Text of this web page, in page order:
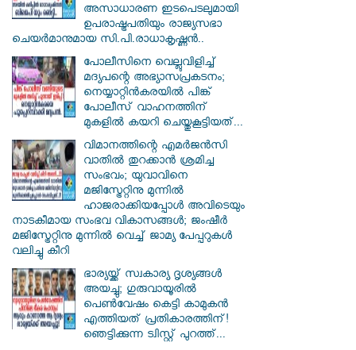
അസാധാരണ ഇടപെടലുമായി
ഉപരാഷ്ട്രപതിയും രാജ്യസഭാ
ചെയർമാനുമായ സി.പി.രാധാകൃഷ്ണൻ..
പോലീസിനെ വെല്ലുവിളിച്ച്
മദ്യപന്റെ അഭ്യാസപ്രകടനം;
നെയ്യാറ്റിൻകരയിൽ പിങ്ക്
പോലീസ് വാഹനത്തിന്
മുകളിൽ കയറി ചെയ്തുകൂട്ടിയത്...
വിമാനത്തിന്റെ എമർജൻസി
വാതിൽ തുറക്കാൻ ശ്രമിച്ച
സംഭവം; യുവാവിനെ
മജിസ്ട്രേറ്റിനു മുന്നിൽ
ഹാജരാക്കിയപ്പോൾ അവിടെയും
നാടകീമായ സംഭവ വികാസങ്ങൾ; ജംഷീർ
മജിസ്ട്രേറ്റിനു മുന്നിൽ വെച്ച് ജാമ്യ പേപ്പറുകൾ
വലിച്ചു കീറി
ഭാര്യയ്ക്ക് സ്വകാര്യ ദൃശ്യങ്ങൾ
അയച്ചു; ഗുരുവായൂരിൽ
പെൺവേഷം കെട്ടി കാമുകൻ
എത്തിയത് പ്രതികാരത്തിന്!
ഞെട്ടിക്കുന്ന ട്വിസ്റ്റ് പുറത്ത്...